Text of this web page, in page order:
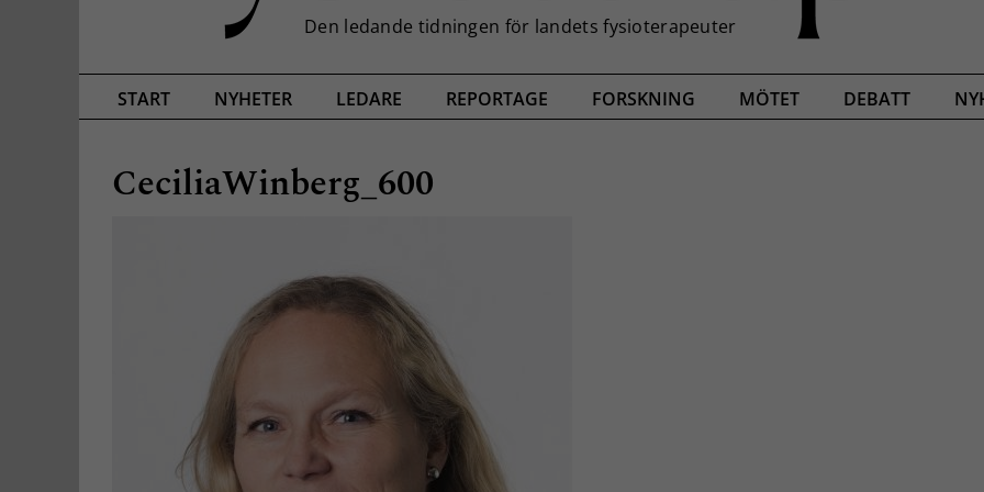
START NYHETER LEDARE REPORTAGE FORSKNING MÖTET DEBATT
CeciliaWinberg_600